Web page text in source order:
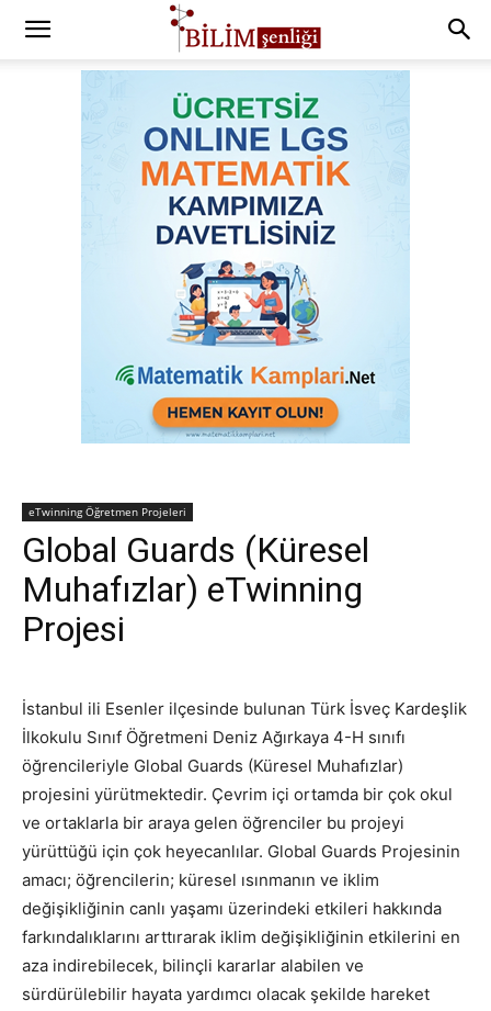
eTwinning Öğretmen Projeleri
Global Guards (Küresel
Muhafızlar) eTwinning
Projesi
İstanbul ili Esenler ilçesinde bulunan Türk İsveç Kardeşlik
İlkokulu Sınıf Öğretmeni Deniz Ağırkaya 4-H sınıfı
öğrencileriyle Global Guards (Küresel Muhafızlar)
projesini yürütmektedir. Çevrim içi ortamda bir çok okul
ve ortaklarla bir araya gelen öğrenciler bu projeyi
yürüttüğü için çok heyecanlılar. Global Guards Projesinin
amacı; öğrencilerin; küresel ısınmanın ve iklim
değişikliğinin canlı yaşamı üzerindeki etkileri hakkında
farkındalıklarını arttırarak iklim değişikliğinin etkilerini en
aza indirebilecek, bilinçli kararlar alabilen ve
sürdürülebilir hayata yardımcı olacak şekilde hareket